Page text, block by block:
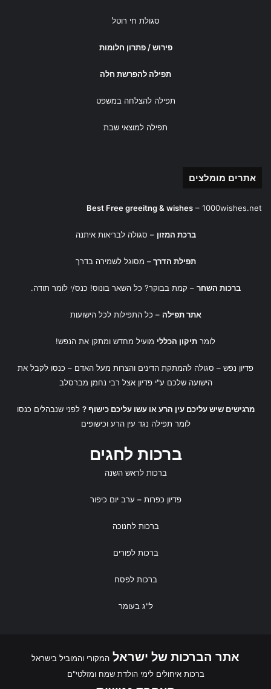
סגולת חי רוטל
פירוש / פתרון חלומות
תפילה להפרשת חלה
תפילה להצלחה במשפט
תפילה למוצאי שבת
אתרים מומלצים
Best Free greeitng & wishes – 1000wishes.net
ברכת המזון – סגולה לבריאות איתנה
תפילת הדרך – מסוגל לשמירה בדרך
ברכות השחר – קמת בבוקר? כל השאר בונוס! כנס/י לומר תודה.
אתר תפילה – כל התפילות לכל הישועות
לומר תיקון הכללי מועיל מחדש ומתקן את הנפש!
פדיון נפש – סגולה להמתקת הדינים והצרות מעל האדם – כנסו לקבל את
הישועה שלכם ע"יפדיון אצל רבי נחמן מברסלב
מרגישים שיש עליכם עין הרע או עשו עליכם כישוף ? לפני שנבהלים כנסו
לומר תפילה נגד עין הרע וכישופים
ברכות לחגים
ברכות לראש השנה
פדיון כפרות – ערב יום כיפור
ברכות לחנוכה
ברכות לפורים
ברכות לפסח
ל"ג בעומר
אתר הברכות של ישראל המקורי והמוביל בישראל
ברכות איחולים לימי הולדת שמח ומזלטי"ם